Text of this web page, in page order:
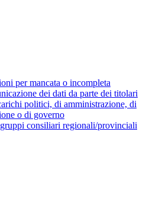
per mancata o incompleta
dei dati da parte dei titolari
politici, di amministrazione, di
o di governo
consiliari regionali/provinciali